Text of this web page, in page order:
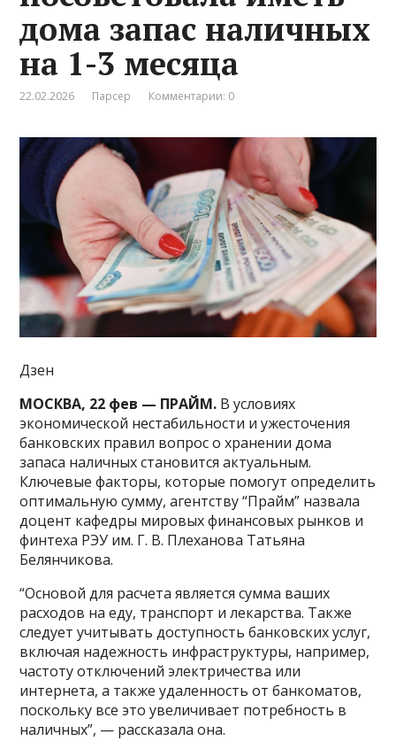
дома запас наличных
на 1-3 месяца
22.02.2026 Парсер Комментарии: 0
Дзен
МОСКВА, 22 фев — ПРАЙМ. В условиях
экономической нестабильности и ужесточения
банковских правил вопрос о хранении дома
запаса наличных становится актуальным.
Ключевые факторы, которые помогут определить
оптимальную сумму, агентству “Прайм” назвала
доцент кафедры мировых финансовых рынков и
финтеха РЭУ им. Г. В. Плеханова Татьяна
Белянчикова.
“Основой для расчета является сумма ваших
расходов на еду, транспорт и лекарства. Также
следует учитывать доступность банковских услуг,
включая надежность инфраструктуры, например,
частоту отключений электричества или
интернета, а также удаленность от банкоматов,
поскольку все это увеличивает потребность в
наличных”, — рассказала она.